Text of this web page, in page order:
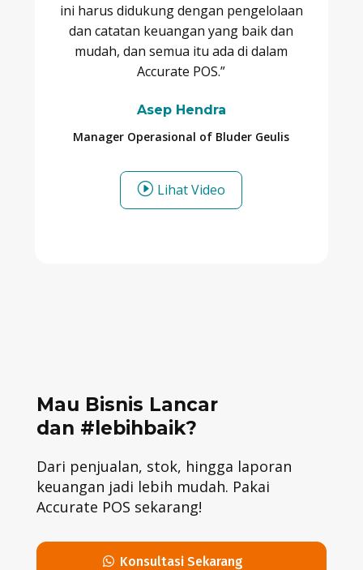
ini harus didukung dengan pengelolaan
dan catatan keuangan yang baik dan
mudah, dan semua itu ada di dalam
Accurate POS.”
Asep Hendra
Manager Operasional of Bluder Geulis
I Lihat Video
Mau Bisnis Lancar
dan #lebihbaik?
Dari penjualan, stok, hingga laporan
keuangan jadi lebih mudah. Pakai
Accurate POS sekarang!
Konsultasi Sekarang